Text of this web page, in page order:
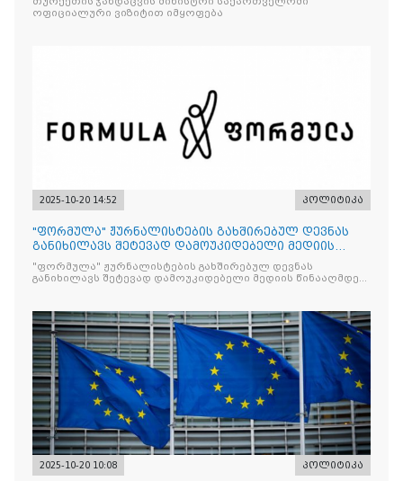
ოფიციალური ვიზიტით იმყოფება
2025-10-20 14:52 პოლიტიკა
"ფორმულა" ჟურნალისტების გახშირებულ დევნას
განიხილავს შეტევად დამოუკიდებელი მედიის
წინააღმდ
"ფორმულა" ჟურნალისტების გახშირებულ დევნას
განიხილავს შეტევად დამოუკიდებელი მედიის წინააღმდეგ,
2025-10-20 10:08 პოლიტიკა